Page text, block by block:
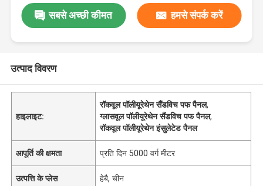
सबसे अच्छी कीमत हमसे संपर्क करें
उत्पाद विवरण
हाइलाइट:
रॉकवूल पॉलीयूरेथेन सैंडविच पफ पैनल,
ग्लासवूल पॉलीयूरेथेन सैंडविच पफ पैनल,
रॉकवूल पॉलीयूरेथेन इंसुलेटेड पैनल
आपूर्ति की क्षमता प्रति दिन 5000 वर्ग मीटर
उत्पत्ति के प्लेस हेबै, चीन